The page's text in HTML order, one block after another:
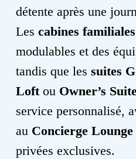
détente après une
Les cabines familiales
modulables et des
tandis que les suites
Loftou Owner’s
service personnalisé,
au Concierge Lounge
privées exclusives.